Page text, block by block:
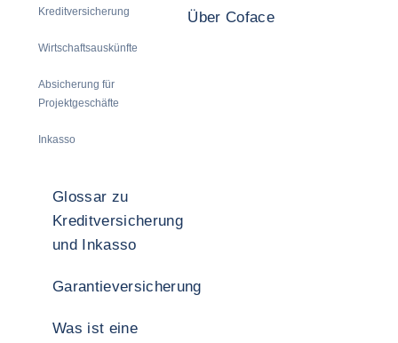
Kreditversicherung
Wirtschaftsauskünfte
Absicherung für
Projektgeschäfte
Inkasso
Über Coface
Glossar zu
Kreditversicherung
und Inkasso
Garantieversicherung
Was ist eine